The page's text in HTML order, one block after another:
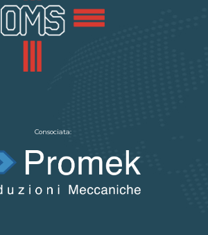
Consociata: